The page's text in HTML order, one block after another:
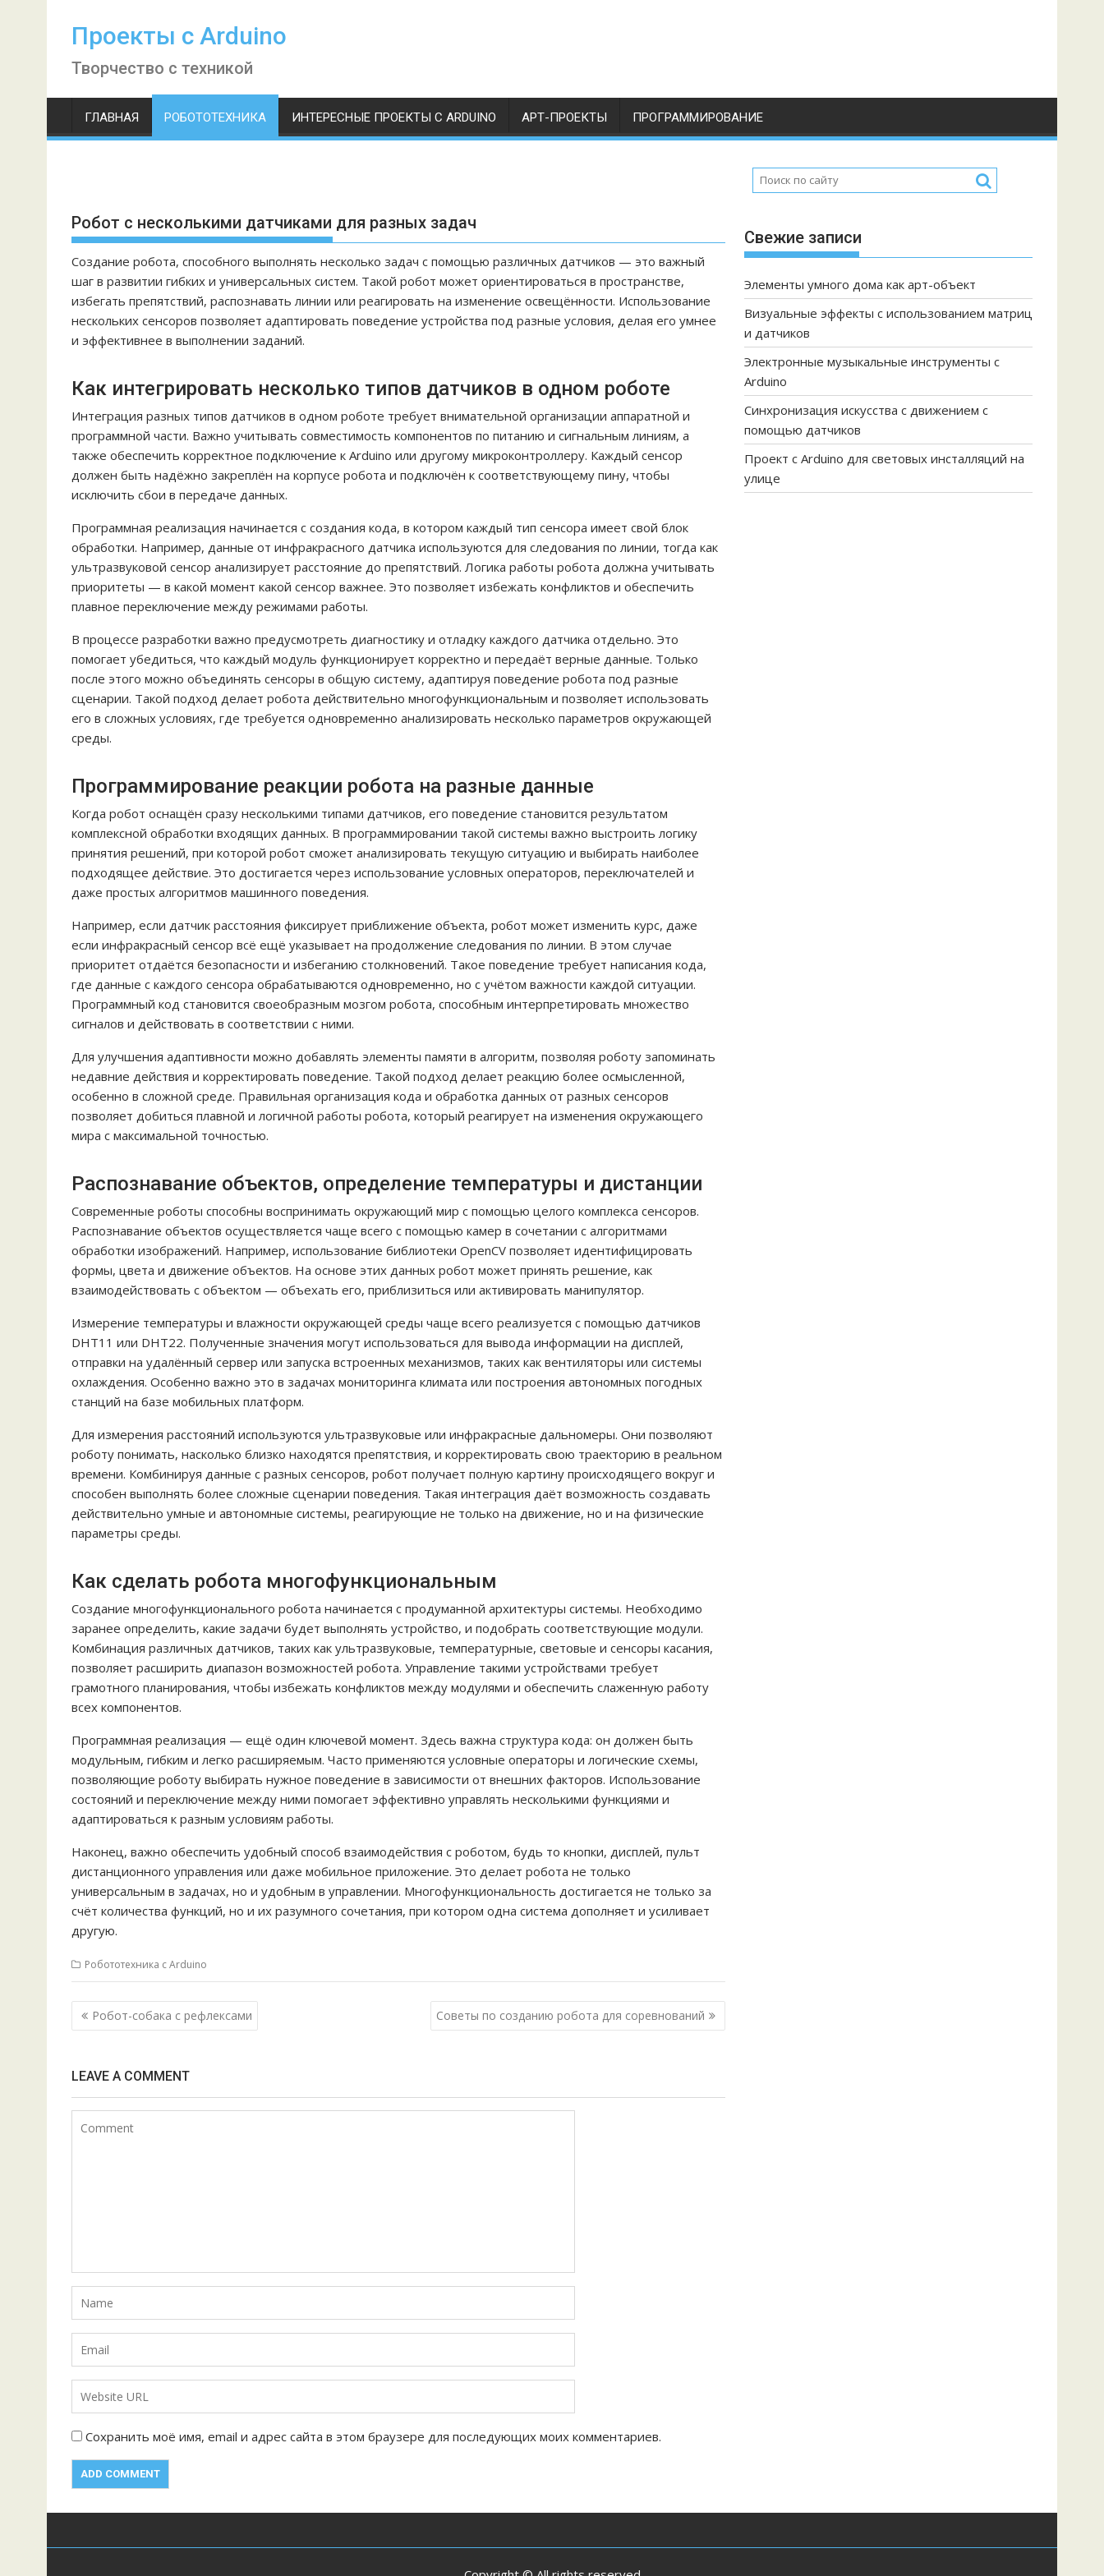
Проекты с Arduino
Творчество с техникой
ГЛАВНАЯ РОБОТОТЕХНИКА ИНТЕРЕСНЫЕ ПРОЕКТЫ С ARDUINO АРТ-ПРОЕКТЫ ПРОГРАММИРОВАНИЕ
Робот с несколькими датчиками для разных задач
Создание робота, способного выполнять несколько задач с помощью различных датчиков — это важный
шаг в развитии гибких и универсальных систем. Такой робот может ориентироваться в пространстве,
избегать препятствий, распознавать линии или реагировать на изменение освещённости. Использование
нескольких сенсоров позволяет адаптировать поведение устройства под разные условия, делая его умнее
и эффективнее в выполнении заданий.
Как интегрировать несколько типов датчиков в одном роботе
Интеграция разных типов датчиков в одном роботе требует внимательной организации аппаратной и
программной части. Важно учитывать совместимость компонентов по питанию и сигнальным линиям, а
также обеспечить корректное подключение к Arduino или другому микроконтроллеру. Каждый сенсор
должен быть надёжно закреплён на корпусе робота и подключён к соответствующему пину, чтобы
исключить сбои в передаче данных.
Программная реализация начинается с создания кода, в котором каждый тип сенсора имеет свой блок
обработки. Например, данные от инфракрасного датчика используются для следования по линии, тогда как
ультразвуковой сенсор анализирует расстояние до препятствий. Логика работы робота должна учитывать
приоритеты — в какой момент какой сенсор важнее. Это позволяет избежать конфликтов и обеспечить
плавное переключение между режимами работы.
В процессе разработки важно предусмотреть диагностику и отладку каждого датчика отдельно. Это
помогает убедиться, что каждый модуль функционирует корректно и передаёт верные данные. Только
после этого можно объединять сенсоры в общую систему, адаптируя поведение робота под разные
сценарии. Такой подход делает робота действительно многофункциональным и позволяет использовать
его в сложных условиях, где требуется одновременно анализировать несколько параметров окружающей
среды.
Программирование реакции робота на разные данные
Когда робот оснащён сразу несколькими типами датчиков, его поведение становится результатом
комплексной обработки входящих данных. В программировании такой системы важно выстроить логику
принятия решений, при которой робот сможет анализировать текущую ситуацию и выбирать наиболее
подходящее действие. Это достигается через использование условных операторов, переключателей и
даже простых алгоритмов машинного поведения.
Например, если датчик расстояния фиксирует приближение объекта, робот может изменить курс, даже
если инфракрасный сенсор всё ещё указывает на продолжение следования по линии. В этом случае
приоритет отдаётся безопасности и избеганию столкновений. Такое поведение требует написания кода,
где данные с каждого сенсора обрабатываются одновременно, но с учётом важности каждой ситуации.
Программный код становится своеобразным мозгом робота, способным интерпретировать множество
сигналов и действовать в соответствии с ними.
Для улучшения адаптивности можно добавлять элементы памяти в алгоритм, позволяя роботу запоминать
недавние действия и корректировать поведение. Такой подход делает реакцию более осмысленной,
особенно в сложной среде. Правильная организация кода и обработка данных от разных сенсоров
позволяет добиться плавной и логичной работы робота, который реагирует на изменения окружающего
мира с максимальной точностью.
Распознавание объектов, определение температуры и дистанции
Современные роботы способны воспринимать окружающий мир с помощью целого комплекса сенсоров.
Распознавание объектов осуществляется чаще всего с помощью камер в сочетании с алгоритмами
обработки изображений. Например, использование библиотеки OpenCV позволяет идентифицировать
формы, цвета и движение объектов. На основе этих данных робот может принять решение, как
взаимодействовать с объектом — объехать его, приблизиться или активировать манипулятор.
Измерение температуры и влажности окружающей среды чаще всего реализуется с помощью датчиков
DHT11 или DHT22. Полученные значения могут использоваться для вывода информации на дисплей,
отправки на удалённый сервер или запуска встроенных механизмов, таких как вентиляторы или системы
охлаждения. Особенно важно это в задачах мониторинга климата или построения автономных погодных
станций на базе мобильных платформ.
Для измерения расстояний используются ультразвуковые или инфракрасные дальномеры. Они позволяют
роботу понимать, насколько близко находятся препятствия, и корректировать свою траекторию в реальном
времени. Комбинируя данные с разных сенсоров, робот получает полную картину происходящего вокруг и
способен выполнять более сложные сценарии поведения. Такая интеграция даёт возможность создавать
действительно умные и автономные системы, реагирующие не только на движение, но и на физические
параметры среды.
Как сделать робота многофункциональным
Создание многофункционального робота начинается с продуманной архитектуры системы. Необходимо
заранее определить, какие задачи будет выполнять устройство, и подобрать соответствующие модули.
Комбинация различных датчиков, таких как ультразвуковые, температурные, световые и сенсоры касания,
позволяет расширить диапазон возможностей робота. Управление такими устройствами требует
грамотного планирования, чтобы избежать конфликтов между модулями и обеспечить слаженную работу
всех компонентов.
Программная реализация — ещё один ключевой момент. Здесь важна структура кода: он должен быть
модульным, гибким и легко расширяемым. Часто применяются условные операторы и логические схемы,
позволяющие роботу выбирать нужное поведение в зависимости от внешних факторов. Использование
состояний и переключение между ними помогает эффективно управлять несколькими функциями и
адаптироваться к разным условиям работы.
Наконец, важно обеспечить удобный способ взаимодействия с роботом, будь то кнопки, дисплей, пульт
дистанционного управления или даже мобильное приложение. Это делает робота не только
универсальным в задачах, но и удобным в управлении. Многофункциональность достигается не только за
счёт количества функций, но и их разумного сочетания, при котором одна система дополняет и усиливает
другую.
Робототехника с Arduino
Н
а
и
г
а
а
п
и
с
я
м
Робот-собака с рефлексами Советы по созданию робота для соревнований
LEAVE A COMMENT
Сохранить моё имя, email и адрес сайта в этом браузере для последующих моих комментариев.
Свежие записи
Элементы умного дома как арт-объект
Визуальные эффекты с использованием матриц
и датчиков
Электронные музыкальные инструменты с
Arduino
Синхронизация искусства с движением с
помощью датчиков
Проект с Arduino для световых инсталляций на
улице